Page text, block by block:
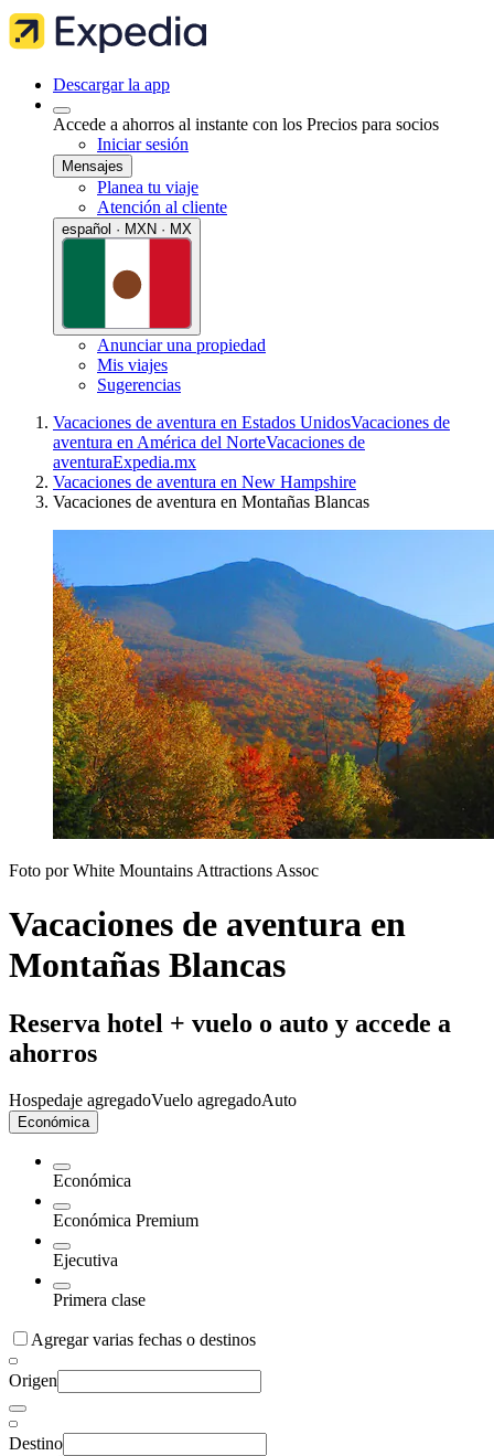
Descargar la app
Accede a ahorros al instante con los Precios para socios
Iniciar sesión
Mensajes
Planea tu viaje
Atención al cliente
español · MXN · MX
Anunciar una propiedad
Mis viajes
Sugerencias
Vacaciones de aventura en Estados UnidosVacaciones de
aventura en América del NorteVacaciones de
aventuraExpedia.mx
Vacaciones de aventura en New Hampshire
Vacaciones de aventura en Montañas Blancas
Foto por White Mountains Attractions Assoc
Vacaciones de aventura en
Montañas Blancas
Reserva hotel + vuelo o auto y accede a
ahorros
Hospedaje agregadoVuelo agregadoAuto
Económica
Económica
Económica Premium
Ejecutiva
Primera clase
Agregar varias fechas o destinos
Origen
Destino